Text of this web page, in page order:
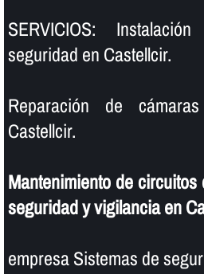
SERVICIOS:
seguridad en Castellcir.
Reparación de
Castellcir.
Mantenimiento de
seguridad y vigilancia en
empresa Sistemas de